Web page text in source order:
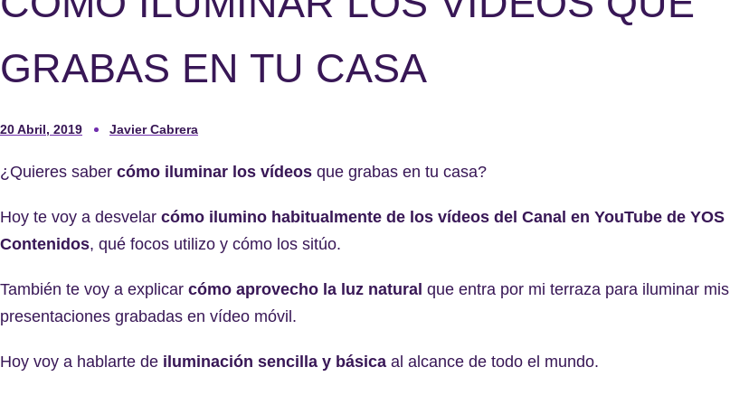
GRABAS EN TU CASA
20 Abril, 2019 Javier Cabrera
¿Quieres saber cómo iluminar los vídeos que grabas en tu casa?
Hoy te voy a desvelar cómo ilumino habitualmente de los vídeos del Canal en YouTube de YOS
Contenidos, qué focos utilizo y cómo los sitúo.
También te voy a explicar cómo aprovecho la luz natural que entra por mi terraza para iluminar mis
presentaciones grabadas en vídeo móvil.
Hoy voy a hablarte de iluminación sencilla y básica al alcance de todo el mundo.